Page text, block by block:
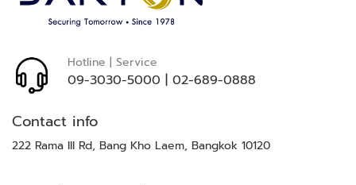
ห
อั
ฉ
ริ
ย
Hotline | Service
09-3030-5000 | 02-689-0888
Contact info
222 Rama III Rd, Bang Kho Laem, Bangkok 10120